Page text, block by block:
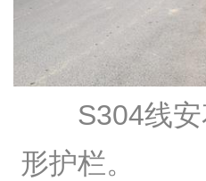
S304线安
形护栏。